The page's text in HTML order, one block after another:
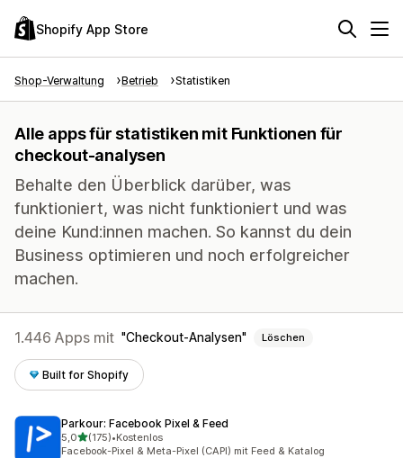
Shopify App Store
Shop-Verwaltung Betrieb Statistiken
Alle apps für statistiken mit Funktionen für
checkout-analysen
Behalte den Überblick darüber, was
funktioniert, was nicht funktioniert und was
deine Kund:innen machen. So kannst du dein
Business optimieren und noch erfolgreicher
machen.
1.446 Apps mit Checkout-Analysen Löschen
Built for Shopify
Parkour: Facebook Pixel & Feed
5,0von 5 Sternen
(175)
175 Rezensionen insgesamt
•Kostenlos
Facebook-Pixel & Meta-Pixel (CAPI) mit Feed & Katalog